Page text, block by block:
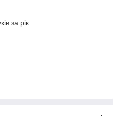
за рік